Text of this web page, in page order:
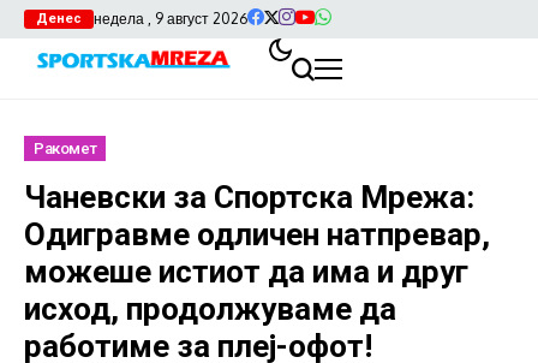
Денес недела , 9 август 2026
Ракомет
Чаневски за Спортска Мрежа:
Одигравме одличен натпревар,
можеше истиот да има и друг
исход, продолжуваме да
работиме за плеј-офот!